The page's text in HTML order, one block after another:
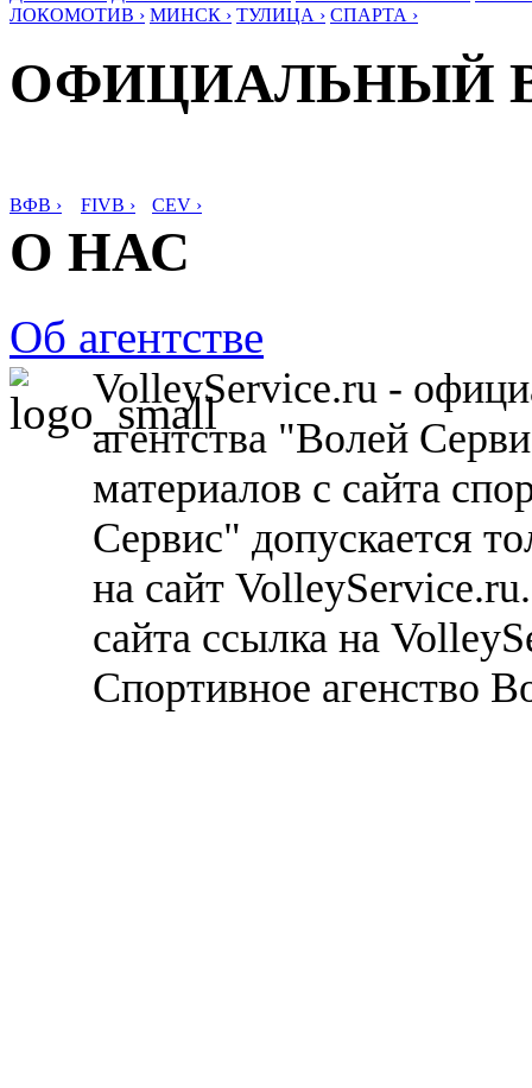
ЛОКОМОТИВ › МИНСК › ТУЛИЦА › СПАРТА ›
ОФИЦИАЛЬНЫЙ
ВФВ › FIVB › CEV ›
О НАС
Об агентстве
VolleyService.ru -
агентства "Волей
материалов с сайта
Сервис" допускается
на сайт
сайта ссылка на
Спортивное агенство